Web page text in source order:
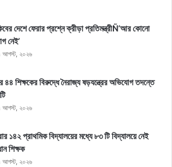
দেশে ফেরার প্রশ্নে ক্রীড়া প্রতিমন্ত্রীÑ‘আর কোনো
নেই’
আগস্ট, ২০২৬
৪৪ শিক্ষকের বিরুদ্ধে নৈরাজ্য ষড়যন্ত্রের অভিযোগ তদন্তে
আগস্ট, ২০২৬
১৪২ প্রাথমিক বিদ্যালয়ের মধ্যে ৮৩ টি বিদ্যালয়ে নেই
শিক্ষক
আগস্ট, ২০২৬